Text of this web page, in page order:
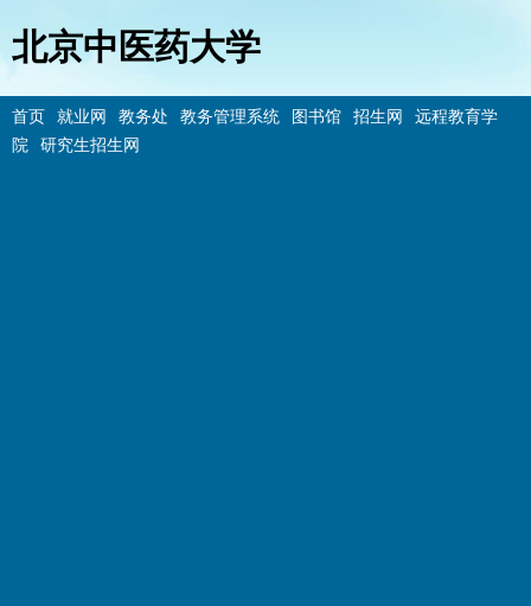
北京中医药大学
首页 就业网 教务处 教务管理系统 图书馆 招生网
远程教育学
院
研究生招生网